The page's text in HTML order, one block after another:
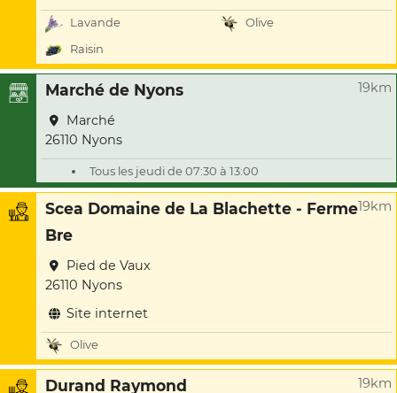
Lavande
Olive
Raisin
Marché de Nyons 19km
Marché
26110 Nyons
Tous les jeudi de 07:30 à 13:00
Scea Domaine de La Blachette - Ferme
Bre
19km
Pied de Vaux
26110 Nyons
Site internet
Olive
Durand Raymond 19km